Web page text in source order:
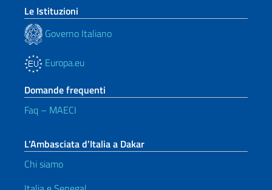
Le Istituzioni
Governo Italiano
Europa.eu
Domande frequenti
Faq – MAECI
L’Ambasciata d’Italia a Dakar
Chi siamo